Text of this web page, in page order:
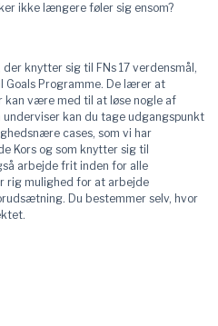
ikke længere føler sig ensom?
knytter sig til FNs 17 verdensmål,
Goals Programme. De lærer at
være med til at løse nogle af
kan du tage udgangspunkt
cases, som vi har
Kors og som knytter sig til
arbejde frit inden for alle
rig mulighed for at arbejde
Du bestemmer selv, hvor